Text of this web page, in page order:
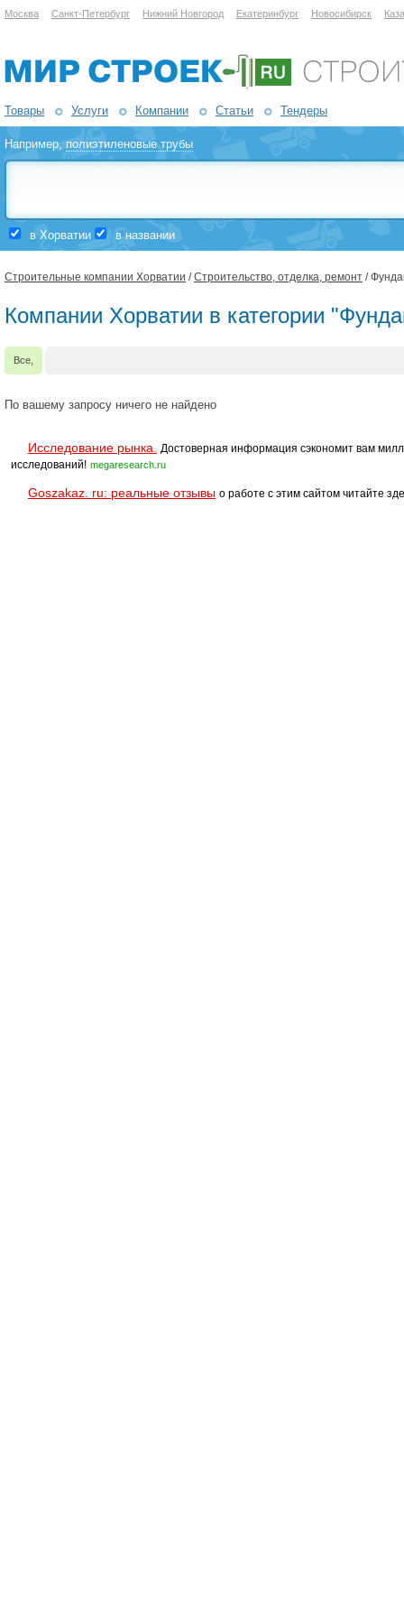
Москва Санкт-Петербург Нижний Новгород Екатеринбург Новосибирск
Товары Услуги Компании Статьи Тендеры
Например,полиэтиленовые трубы
в Хорватии в названии
Строительные компании Хорватии /Строительство, отделка, ремонт /
Компании Хорватии в категории
Все,
По вашему запросу ничего не найдено
Исследование рынка.
Достоверная информация сэкономит вам
исследований! megaresearch.ru
Goszakaz. ru: реальные отзывы о работе с этим сайтом читайте